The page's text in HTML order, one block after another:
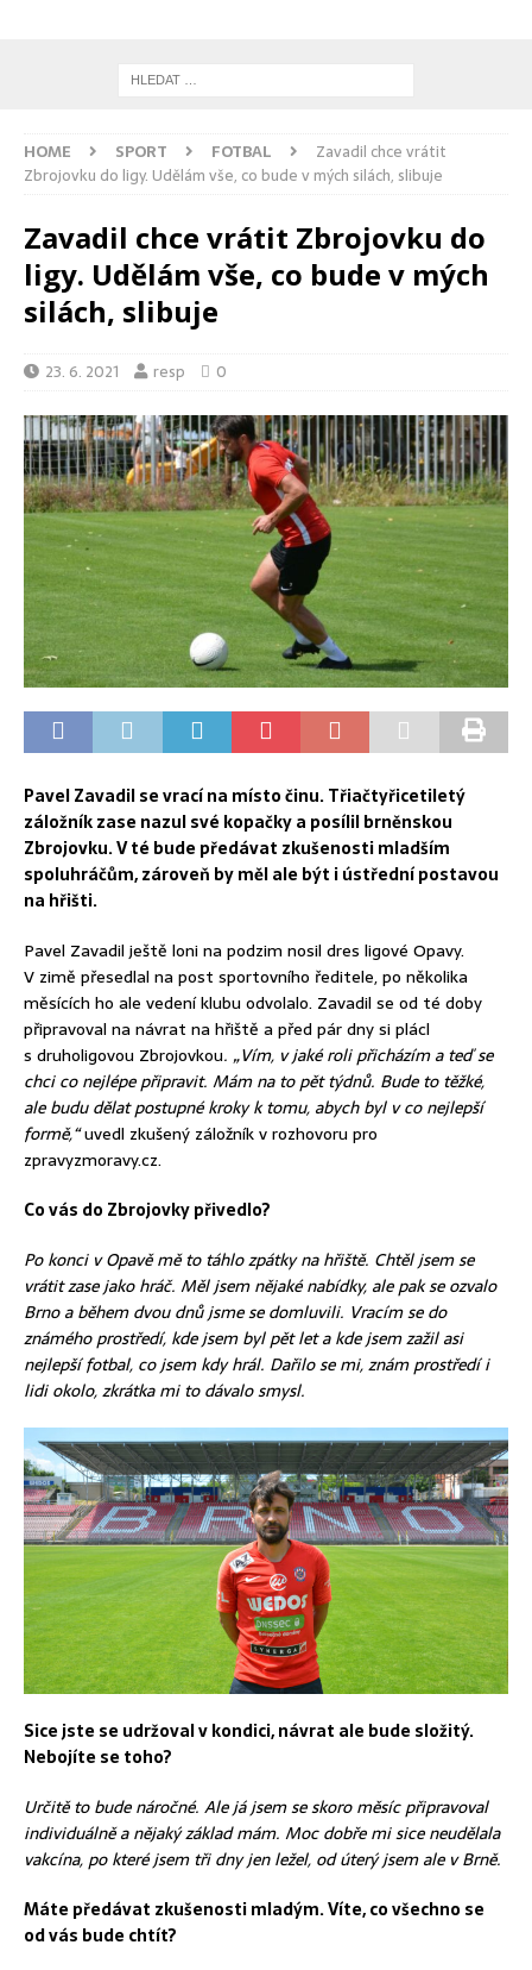
HOME SPORT FOTBAL
Zavadil chce vrátit
Zbrojovku do ligy. Udělám vše, co bude v mých silách, slibuje
Zavadil chce vrátit Zbrojovku do
ligy. Udělám vše, co bude v mých
silách, slibuje
23. 6. 2021 resp 0
Pavel Zavadil se vrací na místo činu. Třiačtyřicetiletý
záložník zase nazul své kopačky a posílil brněnskou
Zbrojovku. V té bude předávat zkušenosti mladším
spoluhráčům, zároveň by měl ale být i ústřední postavou
na hřišti.
Pavel Zavadil ještě loni na podzim nosil dres ligové Opavy.
V zimě přesedlal na post sportovního ředitele, po několika
měsících ho ale vedení klubu odvolalo. Zavadil se od té doby
připravoval na návrat na hřiště a před pár dny si plácl
s druholigovou Zbrojovkou. „Vím, v jaké roli přicházím a teď se
chci co nejlépe připravit. Mám na to pět týdnů. Bude to těžké,
ale budu dělat postupné kroky k tomu, abych byl v co nejlepší
formě,“uvedl zkušený záložník v rozhovoru pro
zpravyzmoravy.cz.
Co vás do Zbrojovky přivedlo?
Po konci v Opavě mě to táhlo zpátky na hřiště. Chtěl jsem se
vrátit zase jako hráč. Měl jsem nějaké nabídky, ale pak se ozvalo
Brno a během dvou dnů jsme se domluvili. Vracím se do
známého prostředí, kde jsem byl pět let a kde jsem zažil asi
nejlepší fotbal, co jsem kdy hrál. Dařilo se mi, znám prostředí i
lidi okolo, zkrátka mi to dávalo smysl.
Sice jste se udržoval v kondici, návrat ale bude složitý.
Nebojíte se toho?
Určitě to bude náročné. Ale já jsem se skoro měsíc připravoval
individuálně a nějaký základ mám. Moc dobře mi sice neudělala
vakcína, po které jsem tři dny jen ležel, od úterý jsem ale v Brně.
Máte předávat zkušenosti mladým. Víte, co všechno se
od vás bude chtít?